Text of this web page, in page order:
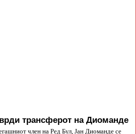
трансферот на Диоманде
член на Ред Бул, Јан Диоманде се